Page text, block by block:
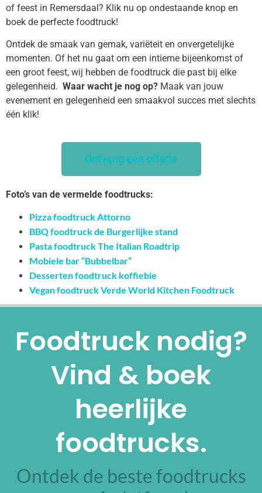
of feest in Remersdaal? Klik nu op ondestaande knop en
boek de perfecte foodtruck!
Ontdek de smaak van gemak, variëteit en onvergetelijke
momenten. Of het nu gaat om een intieme bijeenkomst of
een groot feest, wij hebben de foodtruck die past bij elke
gelegenheid. Waar wacht je nog op? Maak van jouw
evenement en gelegenheid een smaakvol succes met slechts
één klik!
Ontvang een offerte
Foto’s van de vermelde foodtrucks:
Pizza foodtruck Attorno
BBQ foodtruck de Burgerlijke stand
Pasta foodtruck The Italian Roadtrip
Mobiele bar “Bubbelbar”
Desserten foodtruck koffiebie
Vegan foodtruck Verde World Kitchen Foodtruck
Foodtruck nodig?
Vind & boek
heerlijke
foodtrucks.
Ontdek de beste foodtrucks